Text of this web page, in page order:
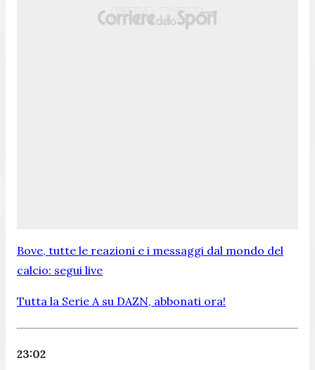
Bove, tutte le reazioni e i messaggi dal mondo del
calcio: segui live
Tutta la Serie A su DAZN, abbonati ora!
23:02